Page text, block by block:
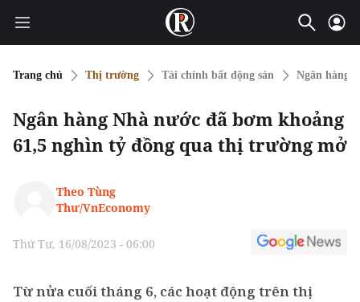
Trang chủ Thị trường Tài chính bất động sản Ngân hàng
Ngân hàng Nhà nước đã bơm khoảng
61,5 nghìn tỷ đồng qua thị trường mở
Theo Tùng
Thư/VnEconomy
Thứ Tư, 16/08/2023 - 06:00
Từ nửa cuối tháng 6, các hoạt động trên thị